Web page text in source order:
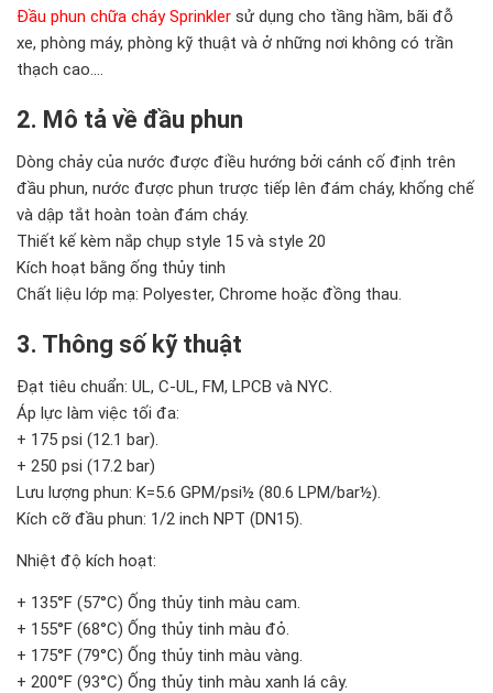
Đầu phun chữa cháy Sprinkler sử dụng cho tầng hầm, bãi đỗ
xe, phòng máy, phòng kỹ thuật và ở những nơi không có trần
thạch cao….
2. Mô tả về đầu phun
Dòng chảy của nước được điều hướng bởi cánh cố định trên
đầu phun, nước được phun trược tiếp lên đám cháy, khống chế
và dập tắt hoàn toàn đám cháy.
Thiết kế kèm nắp chụp style 15 và style 20
Kích hoạt bằng ống thủy tinh
Chất liệu lớp mạ: Polyester, Chrome hoặc đồng thau.
3. Thông số kỹ thuật
Đạt tiêu chuẩn: UL, C-UL, FM, LPCB và NYC.
Áp lực làm việc tối đa:
+ 175 psi (12.1 bar).
+ 250 psi (17.2 bar)
Lưu lượng phun: K=5.6 GPM/psi½ (80.6 LPM/bar½).
Kích cỡ đầu phun: 1/2 inch NPT (DN15).
Nhiệt độ kích hoạt:
+ 135°F (57°C) Ống thủy tinh màu cam.
+ 155°F (68°C) Ống thủy tinh màu đỏ.
+ 175°F (79°C) Ống thủy tinh màu vàng.
+ 200°F (93°C) Ống thủy tinh màu xanh lá cây.